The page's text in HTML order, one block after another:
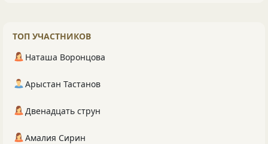
ТОП УЧАСТНИКОВ
Наташа Воронцова
Арыстан Тастанов
Двенадцать струн
Амалия Сирин